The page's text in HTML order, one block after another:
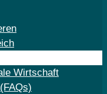
Wirtschaft